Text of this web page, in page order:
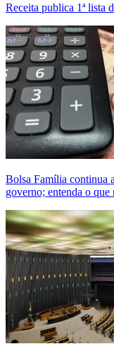
Receita publica 1ª lista
Bolsa Família continua
governo; entenda o que